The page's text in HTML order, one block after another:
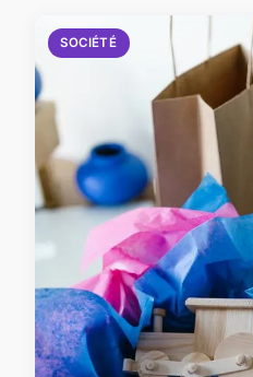
SOCIÉTÉ